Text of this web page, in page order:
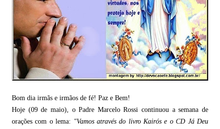
Bom dia irmãs e irmãos de fé! Paz e Bem!
Hoje (09 de maio), o Padre Marcelo Rossi continuou a semana de
orações com o lema: "Vamos através do livro Kairós e o CD Já Deu